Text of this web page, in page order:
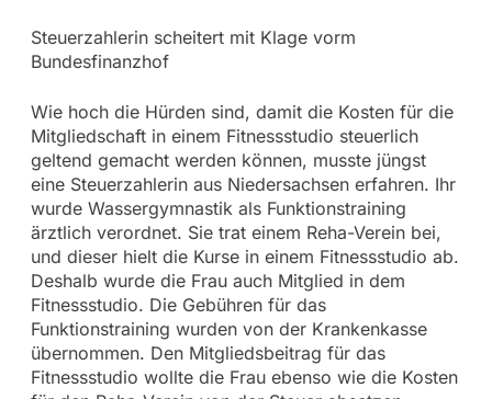
Steuerzahlerin scheitert mit Klage vorm
Bundesfinanzhof
Wie hoch die Hürden sind, damit die Kosten für die
Mitgliedschaft in einem Fitnessstudio steuerlich
geltend gemacht werden können, musste jüngst
eine Steuerzahlerin aus Niedersachsen erfahren. Ihr
wurde Wassergymnastik als Funktionstraining
ärztlich verordnet. Sie trat einem Reha-Verein bei,
und dieser hielt die Kurse in einem Fitnessstudio ab.
Deshalb wurde die Frau auch Mitglied in dem
Fitnessstudio. Die Gebühren für das
Funktionstraining wurden von der Krankenkasse
übernommen. Den Mitgliedsbeitrag für das
Fitnessstudio wollte die Frau ebenso wie die Kosten